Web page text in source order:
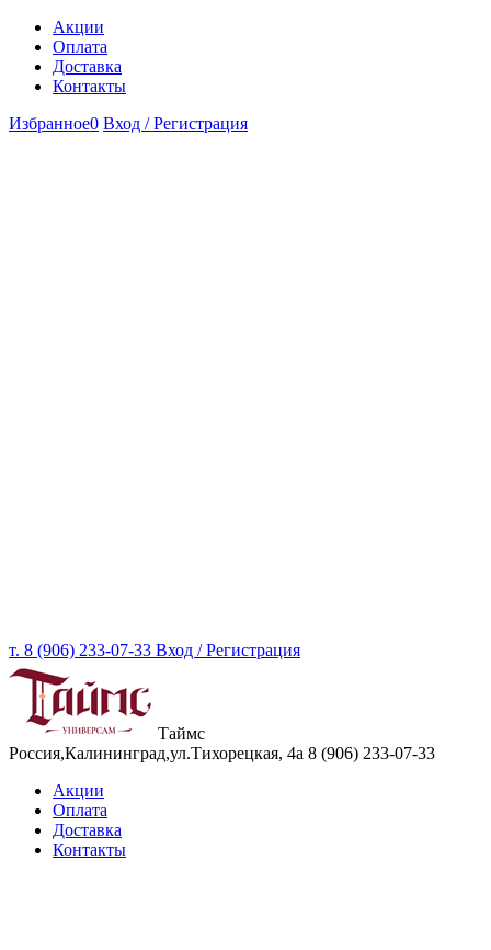
Акции
Оплата
Доставка
Контакты
Избранное0 Вход / Регистрация
т. 8 (906) 233-07-33 Вход / Регистрация
Таймс
Россия,Калининград,ул.Тихорецкая, 4а 8 (906) 233-07-33
Акции
Оплата
Доставка
Контакты